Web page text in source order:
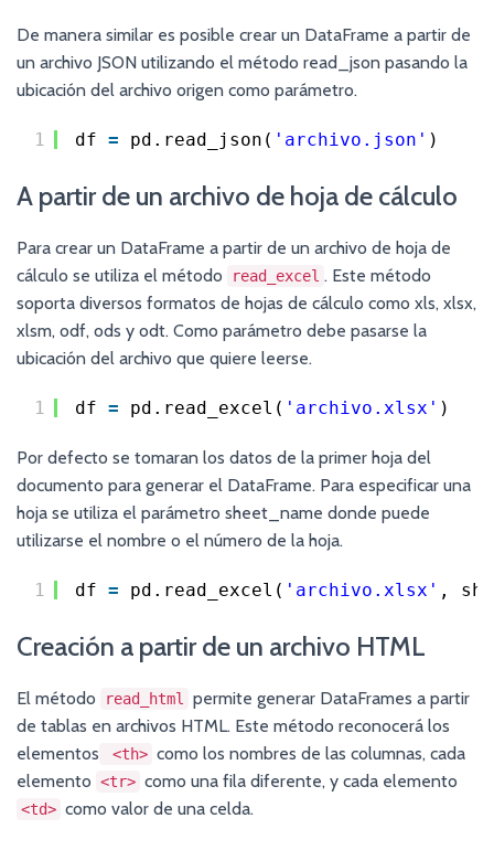
De manera similar es posible crear un DataFrame a partir de
un archivo JSON utilizando el método read_json pasando la
ubicación del archivo origen como parámetro.
1 df = pd.read_json( 'archivo.json' )
A partir de un archivo de hoja de cálculo
Para crear un DataFrame a partir de un archivo de hoja de
cálculo se utiliza el método
read_excel . Este método
soporta diversos formatos de hojas de cálculo como xls, xlsx,
xlsm, odf, ods y odt. Como parámetro debe pasarse la
ubicación del archivo que quiere leerse.
1 df = pd.read_excel( 'archivo.xlsx' )
Por defecto se tomaran los datos de la primer hoja del
documento para generar el DataFrame. Para especificar una
hoja se utiliza el parámetro sheet_name donde puede
utilizarse el nombre o el número de la hoja.
1 df = pd.read_excel( 'archivo.xlsx' ,
Creación a partir de un archivo HTML
El método read_html
permite generar DataFrames a partir
de tablas en archivos HTML. Este método reconocerá los
elementos
<th> como los nombres de las columnas, cada
elemento <tr> como una fila diferente, y cada elemento
<td> como valor de una celda.